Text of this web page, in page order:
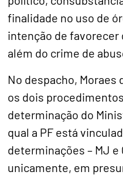
finalidade no uso de
intenção de
além do crime de
No despacho,
os dois
determinação do
qual a PF está
determinações – MJ e
unicamente, em